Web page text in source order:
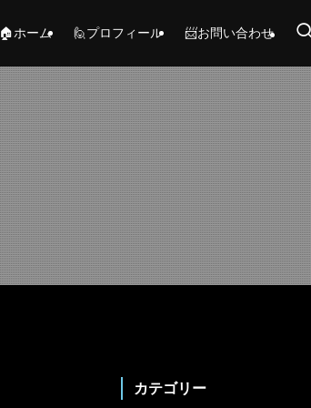
🏠ホーム 🙋プロフィール 📨お問い合わせ
カテゴリー